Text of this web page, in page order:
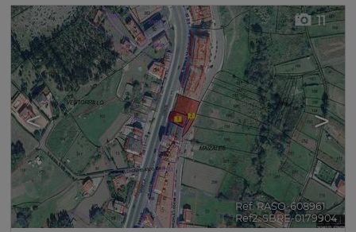
< >
11
Ref. RASO-608961 🔗
Ref2. SBRE-0179904